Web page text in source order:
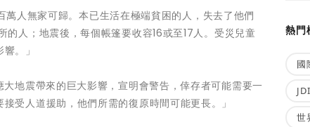
人無家可歸。本已生活在極端貧困的人，失去了他們
人；地震後，每個帳篷要收容16或至17人。受災兒童
。」
地震帶來的巨大影響，宣明會警告，倖存者可能需要一
受人道援助，他們所需的復原時間可能更長。」
熱門
國
世